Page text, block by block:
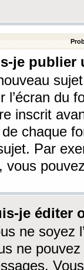
je
l’écran du
inscrit
chaque
Par
vous
je éditer
ne soyez
ne